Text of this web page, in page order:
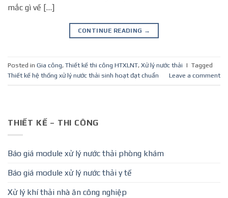
mắc gì về […]
CONTINUE READING →
Posted in Gia công, Thiết kế thi công HTXLNT, Xử lý nước thải | Tagged
Thiết kế hệ thống xử lý nước thải sinh hoạt đạt chuẩn
Leave a comment
THIẾT KẾ – THI CÔNG
Báo giá module xử lý nước thải phòng khám
Báo giá module xử lý nước thải y tế
Xử lý khí thải nhà ăn công nghiệp